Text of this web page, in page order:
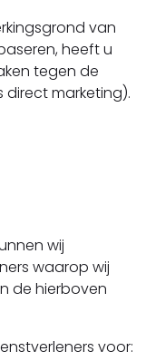
van
heeft u
tegen de
direct marketing).
wij
waarop wij
de hierboven
voor: